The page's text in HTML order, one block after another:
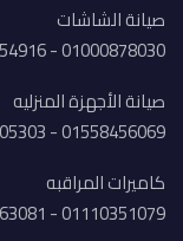
صيانة الشاشات
01000878030 - 01225854916
صيانة الأجهزة المنزليه
01558456069 - 01100205303
كاميرات المراقبه
01110351079 - 01005163081